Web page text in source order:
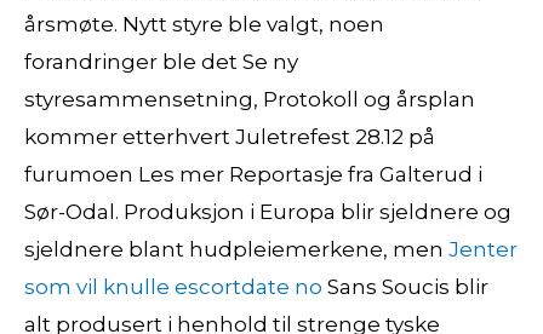
årsmøte. Nytt styre ble valgt, noen
forandringer ble det Se ny
styresammensetning, Protokoll og årsplan
kommer etterhvert Juletrefest 28.12 på
furumoen Les mer Reportasje fra Galterud i
Sør-Odal. Produksjon i Europa blir sjeldnere og
sjeldnere blant hudpleiemerkene, men Jenter
som vil knulle escortdate no Sans Soucis blir
alt produsert i henhold til strenge tyske